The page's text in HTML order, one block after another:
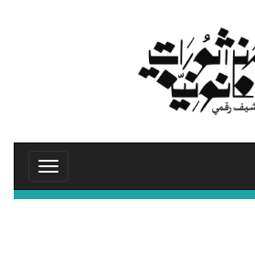
Toggle